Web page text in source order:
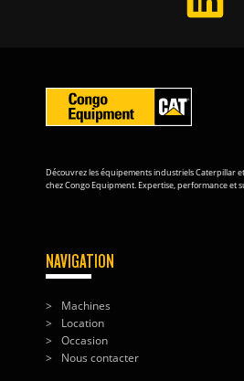
Découvrez les équipements industriels Caterpillar
chez Congo Equipment. Expertise, performance et
NAVIGATION
Machines
Location
Occasion
Nous contacter